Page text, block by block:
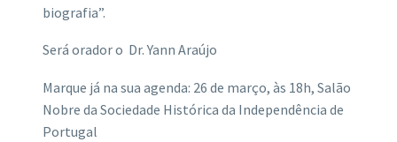
biografia”.
Será orador o Dr. Yann Araújo
Marque já na sua agenda: 26 de março, às 18h, Salão
Nobre da Sociedade Histórica da Independência de
Portugal